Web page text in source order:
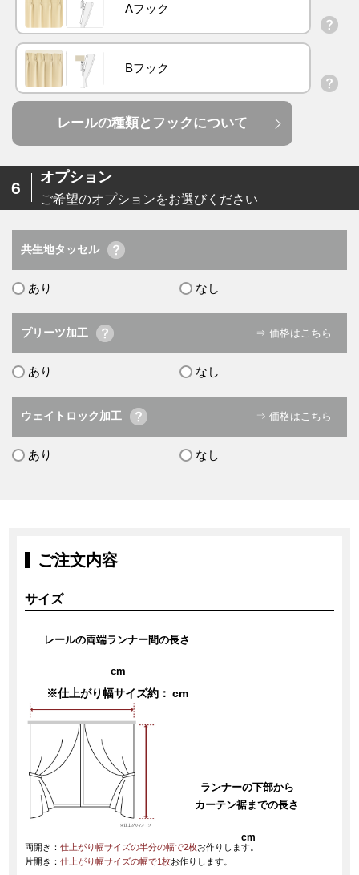
Aフック
Bフック
レールの種類とフックについて
6
オプション
ご希望のオプションをお選びください
共生地タッセル
あり なし
プリーツ加工 ⇒ 価格はこちら
あり なし
ウェイトロック加工 ⇒ 価格はこちら
あり なし
ご注文内容
サイズ
レールの両端ランナー間の長さ
cm
※仕上がり幅サイズ約： cm
両開き：仕上がり幅サイズの半分の幅で2枚お作りします。
片開き：仕上がり幅サイズの幅で1枚お作りします。
ランナーの下部から
カーテン裾までの長さ
cm